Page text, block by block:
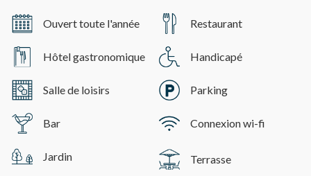
Ouvert toute l'année Restaurant
Hôtel gastronomique Handicapé
Salle de loisirs Parking
Bar Connexion wi-fi
Jardin Terrasse